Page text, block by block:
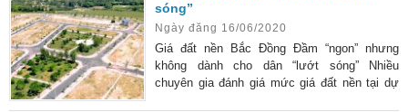
sóng”
Ngày đăng 16/06/2020
Giá đất nền Bắc Đồng Đầm “ngon” nhưng
không dành cho dân “lướt sóng” Nhiều
chuyên gia đánh giá mức giá đất nền tại dự